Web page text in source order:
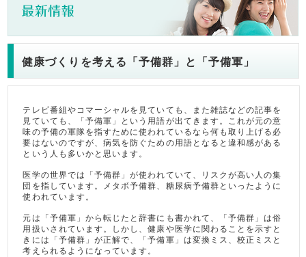
健康づくりを考える「予備群」と「予備軍」
テレビ番組やコマーシャルを見ていても、また雑誌などの記事を
見ていても、「予備軍」という用語が出てきます。これが元の意
味の予備の軍隊を指すために使われているなら何も取り上げる必
要はないのですが、病気を防ぐための用語となると違和感がある
という人も多いかと思います。
医学の世界では「予備群」が使われていて、リスクが高い人の集
団を指しています。メタボ予備群、糖尿病予備群といったように
使われています。
元は「予備軍」から転じたと辞書にも書かれて、「予備群」は俗
用扱いされています。しかし、健康や医学に関わることを示すと
きには「予備群」が正解で、「予備軍」は変換ミス、校正ミスと
考えられるようになっています。